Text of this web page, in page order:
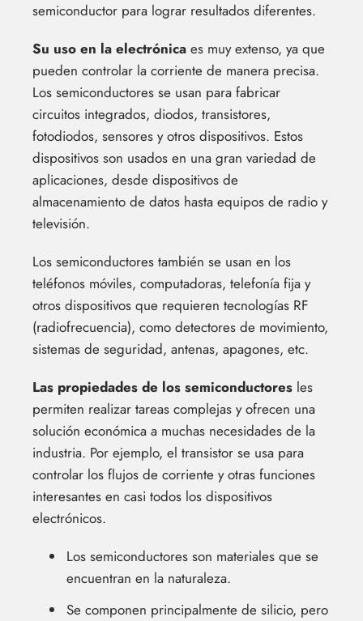
semiconductor para lograr resultados diferentes.
Su uso en la electrónica es muy extenso, ya que
pueden controlar la corriente de manera precisa.
Los semiconductores se usan para fabricar
circuitos integrados, diodos, transistores,
fotodiodos, sensores y otros dispositivos. Estos
dispositivos son usados en una gran variedad de
aplicaciones, desde dispositivos de
almacenamiento de datos hasta equipos de radio y
televisión.
Los semiconductores también se usan en los
teléfonos móviles, computadoras, telefonía fija y
otros dispositivos que requieren tecnologías RF
(radiofrecuencia), como detectores de movimiento,
sistemas de seguridad, antenas, apagones, etc.
Las propiedades de los semiconductores les
permiten realizar tareas complejas y ofrecen una
solución económica a muchas necesidades de la
industria. Por ejemplo, el transistor se usa para
controlar los flujos de corriente y otras funciones
interesantes en casi todos los dispositivos
electrónicos.
Los semiconductores son materiales que se
encuentran en la naturaleza.
Se componen principalmente de silicio, pero